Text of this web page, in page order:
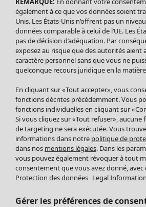
Tuniques
Blouses
Tops
Gilets
Pantalon
Jupes
Leggings et collants
Accessoires
Chaussures
Vêtements de bain
Basics
Soldes Mobilier
Bonnes affaires déco
Décoration
Textiles
Tapis
Éponge
également à ce que vos données soient
Unis. Les États-Unis n’offrent pas un
données comparable à celui de l’UE. Les
pas de décision d’adéquation. Par
exposez au risque que des autorités aient
caractère personnel sans que vous ne
quelconque recours juridique en la
En cliquant sur «Tout accepter», vous
fonctions décrites précédemment. Vous
fonctions individuelles en cliquant sur
Si vous cliquez sur «Tout refuser»,
de targeting ne sera exécutée. Vous
informations dans notre politique de
dans nos mentions légales. Dans les
vous pouvez également révoquer à tout
consentement que vous avez donné, avec
Protection des données Legal Information
Gérer les préférences de